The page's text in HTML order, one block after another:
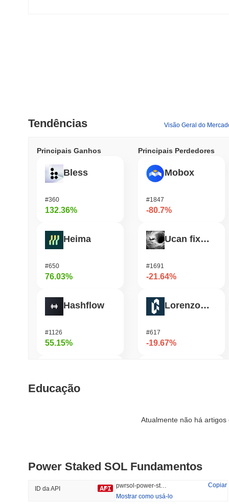
Tendências Visão Geral do
Principais Ganhos
Bless
#360
132.36%
Heima
#650
76.03%
Hashflow
#1126
55.15%
#593
Principais Perdedores
Mobox
#1847
-80.7%
Ucan fix life in1day
#1691
-21.64%
Lorenzo Protocol
#617
-19.67%
#412
Educação
Atualmente não há
Power Staked SOL Fundamentos
ID da API
Copiar
Mostrar como usá-lo